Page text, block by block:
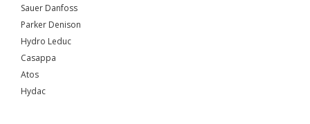
Sauer Danfoss
Parker Denison
Hydro Leduc
Casappa
Atos
Hydac